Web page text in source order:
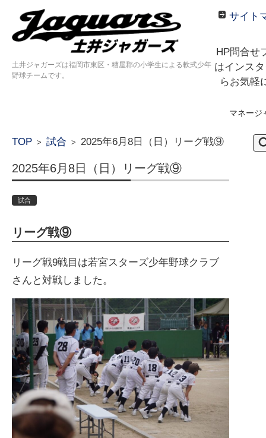
土井ジャガーズは福岡市東区・糟屋郡の小学生による軟式少年
野球チームです。
サイト
HP問合せ
はインス
らお気軽
マネー
TOP > 試合 > 2025年6月8日（日）リーグ戦⑨
2025年6月8日（日）リーグ戦⑨
試合
リーグ戦⑨
リーグ戦9戦目は若宮スターズ少年野球クラブ
さんと対戦しました。
検
索: